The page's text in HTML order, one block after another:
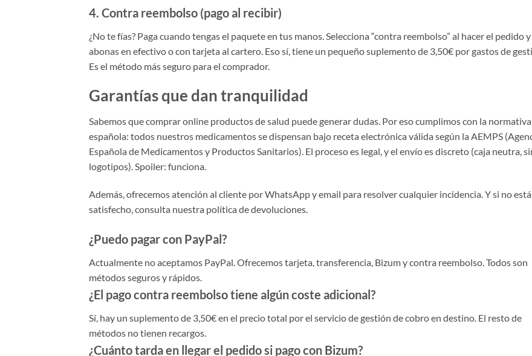
4. Contra reembolso (pago al recibir)
¿No te fías? Paga cuando tengas el paquete en tus manos. Selecciona “contra reembolso” al hacer el pedido y
abonas en efectivo o con tarjeta al cartero. Eso sí, tiene un pequeño suplemento de 3,50€ por gastos de
Es el método más seguro para el comprador.
Garantías que dan tranquilidad
Sabemos que comprar online productos de salud puede generar dudas. Por eso cumplimos con la normativa
española: todos nuestros medicamentos se dispensan bajo receta electrónica válida según la AEMPS
Española de Medicamentos y Productos Sanitarios). El proceso es legal, y el envío es discreto (caja neutra,
logotipos). Spoiler: funciona.
Además, ofrecemos atención al cliente por WhatsApp y email para resolver cualquier incidencia. Y si no
satisfecho, consulta nuestra política de devoluciones.
¿Puedo pagar con PayPal?
Actualmente no aceptamos PayPal. Ofrecemos tarjeta, transferencia, Bizum y contra reembolso. Todos son
métodos seguros y rápidos.
¿El pago contra reembolso tiene algún coste adicional?
Sí, hay un suplemento de 3,50€ en el precio total por el servicio de gestión de cobro en destino. El resto de
métodos no tienen recargos.
¿Cuánto tarda en llegar el pedido si pago con Bizum?